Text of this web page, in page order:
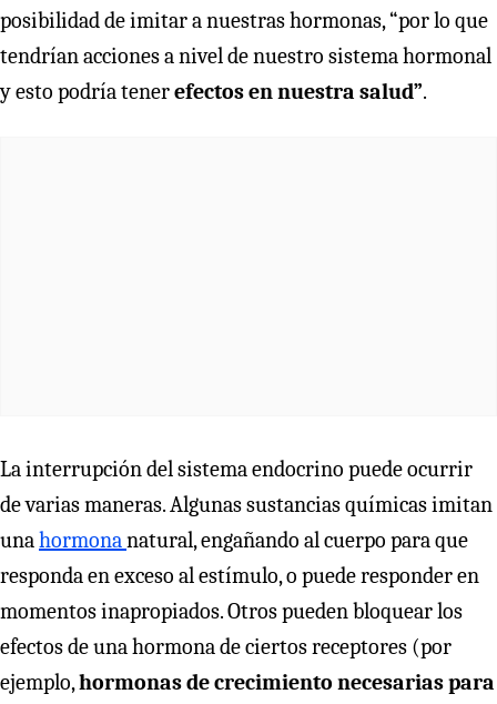
posibilidad de imitar a nuestras hormonas, “por lo que
tendrían acciones a nivel de nuestro sistema hormonal
y esto podría tenerefectos en nuestra salud”.
La interrupción del sistema endocrino puede ocurrir
de varias maneras. Algunas sustancias químicas imitan
unahormonanatural, engañando al cuerpo para que
responda en exceso al estímulo, o puede responder en
momentos inapropiados. Otros pueden bloquear los
efectos de una hormona de ciertos receptores (por
ejemplo,hormonas de crecimiento necesarias para